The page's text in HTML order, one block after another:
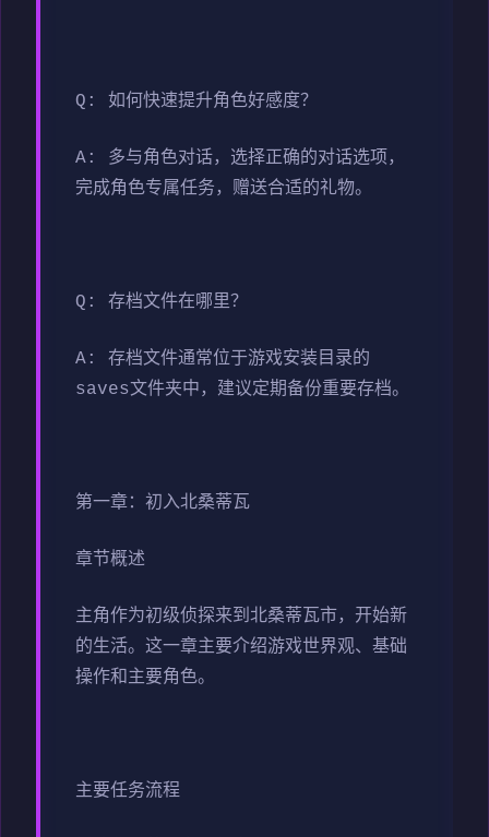
Q: 如何快速提升角色好感度？
A: 多与角色对话，选择正确的对话选项，
完成角色专属任务，赠送合适的礼物。
Q: 存档文件在哪里？
A: 存档文件通常位于游戏安装目录的
saves文件夹中，建议定期备份重要存档。
第一章：初入北桑蒂瓦
章节概述
主角作为初级侦探来到北桑蒂瓦市，开始新
的生活。这一章主要介绍游戏世界观、基础
操作和主要角色。
主要任务流程